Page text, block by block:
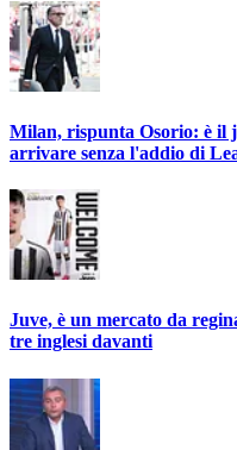
Milan, rispunta Osorio: è il
arrivare senza l'addio di
Juve, è un mercato da
tre inglesi davanti